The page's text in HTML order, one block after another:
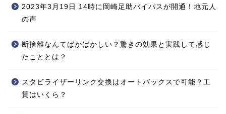
2023年3月19日 14時に岡崎足助バイパスが開通！地元人
の声
断捨離なんてばかばかしい？驚きの効果と実践して感じ
たこととは？
スタビライザーリンク交換はオートバックスで可能？工
賃はいくら？